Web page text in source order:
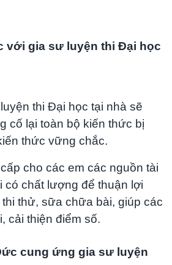
với gia sư luyện thi Đại học
thi Đại học tại nhà sẽ
cố lại toàn bộ kiến thức bị
thức vững chắc.
cho các em các nguồn tài
có chất lượng để thuận lợi
thi thử, sữa chữa bài, giúp các
cải thiện điểm số.
cung ứng gia sư luyện